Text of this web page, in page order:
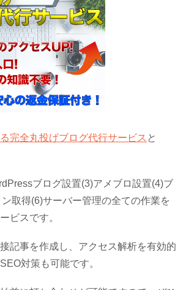
完全丸投げブログ代行サービス と
ブログ設置(3)アメブロ設置(4)ブ
取得(6)サーバー管理の全ての作業を
ビスです。
記事を作成し、アクセス解析を有効的
対策も可能です。